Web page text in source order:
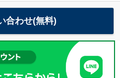
合わせ(無料)